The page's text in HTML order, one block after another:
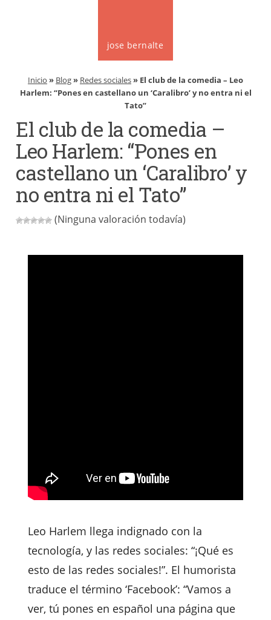
jose bernalte
Inicio » Blog» Redes sociales» El club de la comedia – Leo
Harlem: “Pones en castellano un ‘Caralibro’ y no entra ni el
Tato”
El club de la comedia –
Leo Harlem: “Pones en
castellano un ‘Caralibro’ y
no entra ni el Tato”
(Ninguna valoración todavía)
Leo Harlem llega indignado con la
tecnología, y las redes sociales: “¡Qué es
esto de las redes sociales!”. El humorista
traduce el término ‘Facebook’: “Vamos a
ver, tú pones en español una página que